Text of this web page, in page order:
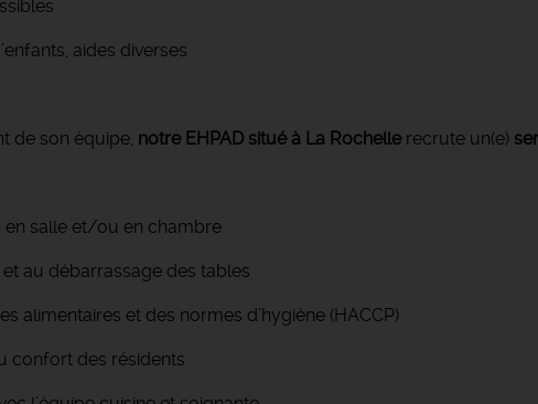
aides diverses
de son équipe, notre EHPAD situé à La Rochellerecrute un(e)
en salle et/ou en chambre
au débarrassage des tables
alimentaires et des normes d’hygiène (HACCP)
confort des résidents